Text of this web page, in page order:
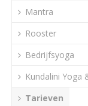
Mantra
Rooster
Bedrijfsyoga
Kundalini Yoga
Tarieven